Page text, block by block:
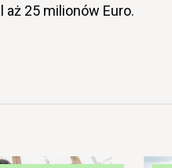
25 milionów Euro.